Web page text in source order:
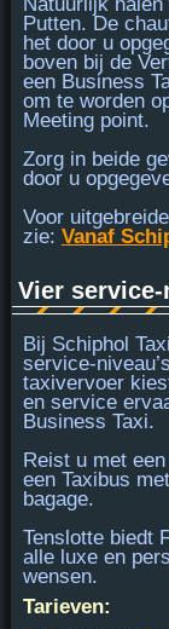
Putten. De
het door u
boven bij de
een Business
om te worden
Meeting point.
Zorg in beide
door u
Voor
zie: Vanaf
Vier
Bij Schiphol
service-
taxivervoer
en service
Business Taxi.
Reist u met
een Taxibus
bagage.
Tenslotte biedt
alle luxe en
wensen.
Tarieven: